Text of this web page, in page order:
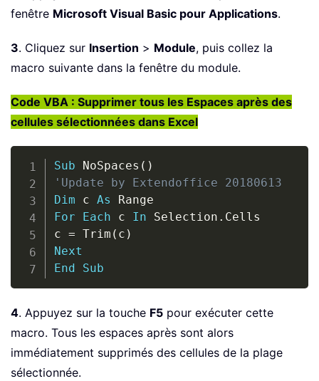
fenêtre Microsoft Visual Basic pour Applications.
3. Cliquez sur Insertion > Module, puis collez la
macro suivante dans la fenêtre du module.
Code VBA : Supprimer tous les Espaces après des
cellules sélectionnées dans Excel
Sub NoSpaces ( )
'Update by Extendoffice 20180613
Dim c As
For
Each c In Selection . Cells
c = Trim ( c )
Next
End
Sub
4. Appuyez sur la touche F5 pour exécuter cette
macro. Tous les espaces après sont alors
immédiatement supprimés des cellules de la plage
sélectionnée.